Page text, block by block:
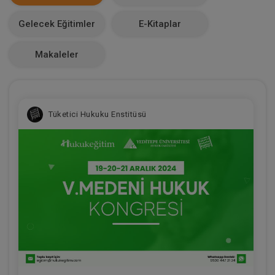
0
Gelecek Eğitimler E-Kitaplar
Makaleler
Tüketici Hukuku Enstitüsü